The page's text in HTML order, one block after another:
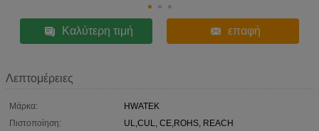
Καλύτερη τιμή επαφή
Λεπτομέρειες
Μάρκα:
HWATEK
Πιστοποίηση:
UL,CUL, CE,ROHS, REACH